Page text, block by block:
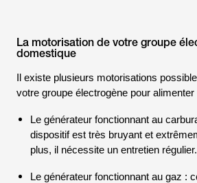
La motorisation de votre groupe
domestique
Il existe plusieurs motorisations
votre groupe électrogène pour
Le générateur fonctionnant au
dispositif est très bruyant et
plus, il nécessite un entretien régulier.
Le générateur fonctionnant au gaz :